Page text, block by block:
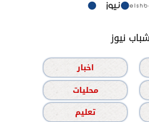
نيوز
اخبار
محليات
تعليم